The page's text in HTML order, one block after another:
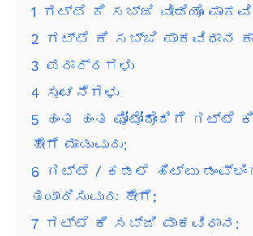
1 ಗಟ್ಟೆ ಕಿ ಸಬ್ಜಿ ವೀಡಿಯೊ
2 ಗಟ್ಟೆ ಕಿ ಸಬ್ಜಿ ಪಾಕವಿಧಾನ
3 ಪದಾರ್ಥಗಳು
4 ಸೂಚನೆಗಳು
5 ಹಂತ ಹಂತ ಫೋಟೋದೊಂದಿಗೆ
ಹೇಗೆ ಮಾಡುವುದು:
6 ಗಟ್ಟೆ / ಕಡಲೆ ಹಿಟ್ಟು
ತಯಾರಿಸುವುದು ಹೇಗೆ:
7 ಗಟ್ಟೆ ಕಿ ಸಬ್ಜಿ ಪಾಕವಿಧಾನ: